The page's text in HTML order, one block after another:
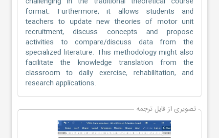
format. Furthermore, it allows students and
teachers to update new theories of motor unit
recruitment, discuss concepts and propose
activities to compare/discuss data from the
specialized literature. This methodology might also
facilitate the knowledge translation from the
classroom to daily exercise, rehabilitation, and
research applications.
تصویری از فایل ترجمه